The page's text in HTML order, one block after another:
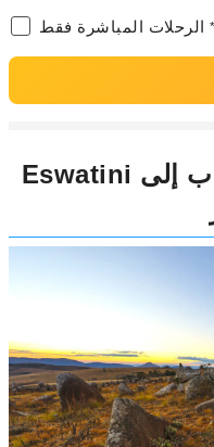
الرحلات المباشرة فقط
Eswatini نقاط للتحقق قبل الذهاب إلى